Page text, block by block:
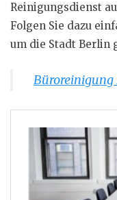
Reinigungsdienst
Folgen Sie dazu
um die Stadt Berlin
Büroreinigung